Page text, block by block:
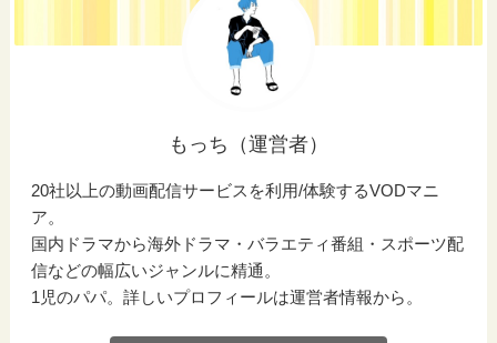
もっち（運営者）
20社以上の動画配信サービスを利用/体験するVODマニ
ア。
国内ドラマから海外ドラマ・バラエティ番組・スポーツ配
信などの幅広いジャンルに精通。
1児のパパ。詳しいプロフィールは運営者情報から。